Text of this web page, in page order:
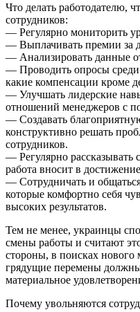
Что делать работодателю,
сотрудников:
— Регулярно мониторить
— Выплачивать премии за
— Анализировать данные
— Проводить опросы среди
какие компенсации кроме
— Улучшать лидерские
отношений менеджеров с
— Создавать
конструктивно решать
сотрудников.
— Регулярно рассказывать
работа вносит в
— Сотрудничать и
которые комфортно себя
высоких результатов.
Тем не менее, украинцы
смены работы и считают
стороны, в поисках нового
грядущие перемены
материальное
Почему увольняются